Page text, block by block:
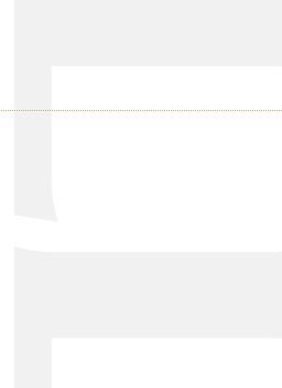
SUN(宮古島）